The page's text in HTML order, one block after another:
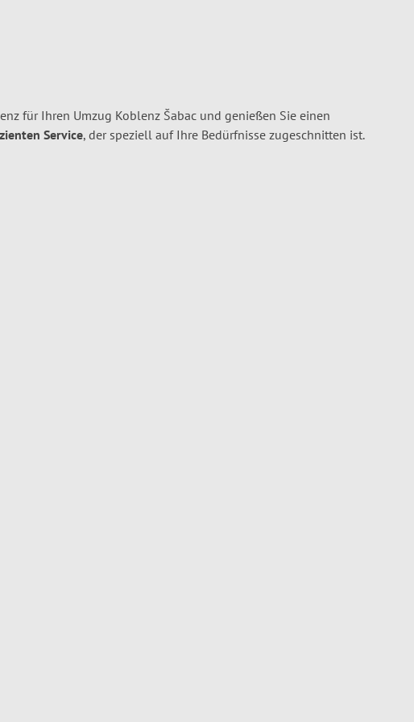
für Ihren Umzug Koblenz Šabac und genießen Sie einen
Service, der speziell auf Ihre Bedürfnisse zugeschnitten ist.